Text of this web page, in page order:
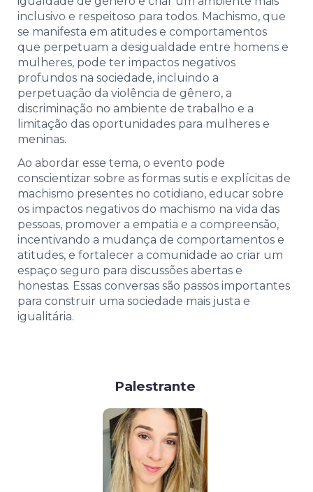
inclusivo e respeitoso para todos. Machismo, que
se manifesta em atitudes e comportamentos
que perpetuam a desigualdade entre homens e
mulheres, pode ter impactos negativos
profundos na sociedade, incluindo a
perpetuação da violência de gênero, a
discriminação no ambiente de trabalho e a
limitação das oportunidades para mulheres e
meninas.
Ao abordar esse tema, o evento pode
conscientizar sobre as formas sutis e explícitas de
machismo presentes no cotidiano, educar sobre
os impactos negativos do machismo na vida das
pessoas, promover a empatia e a compreensão,
incentivando a mudança de comportamentos e
atitudes, e fortalecer a comunidade ao criar um
espaço seguro para discussões abertas e
honestas. Essas conversas são passos importantes
para construir uma sociedade mais justa e
igualitária.
Palestrante